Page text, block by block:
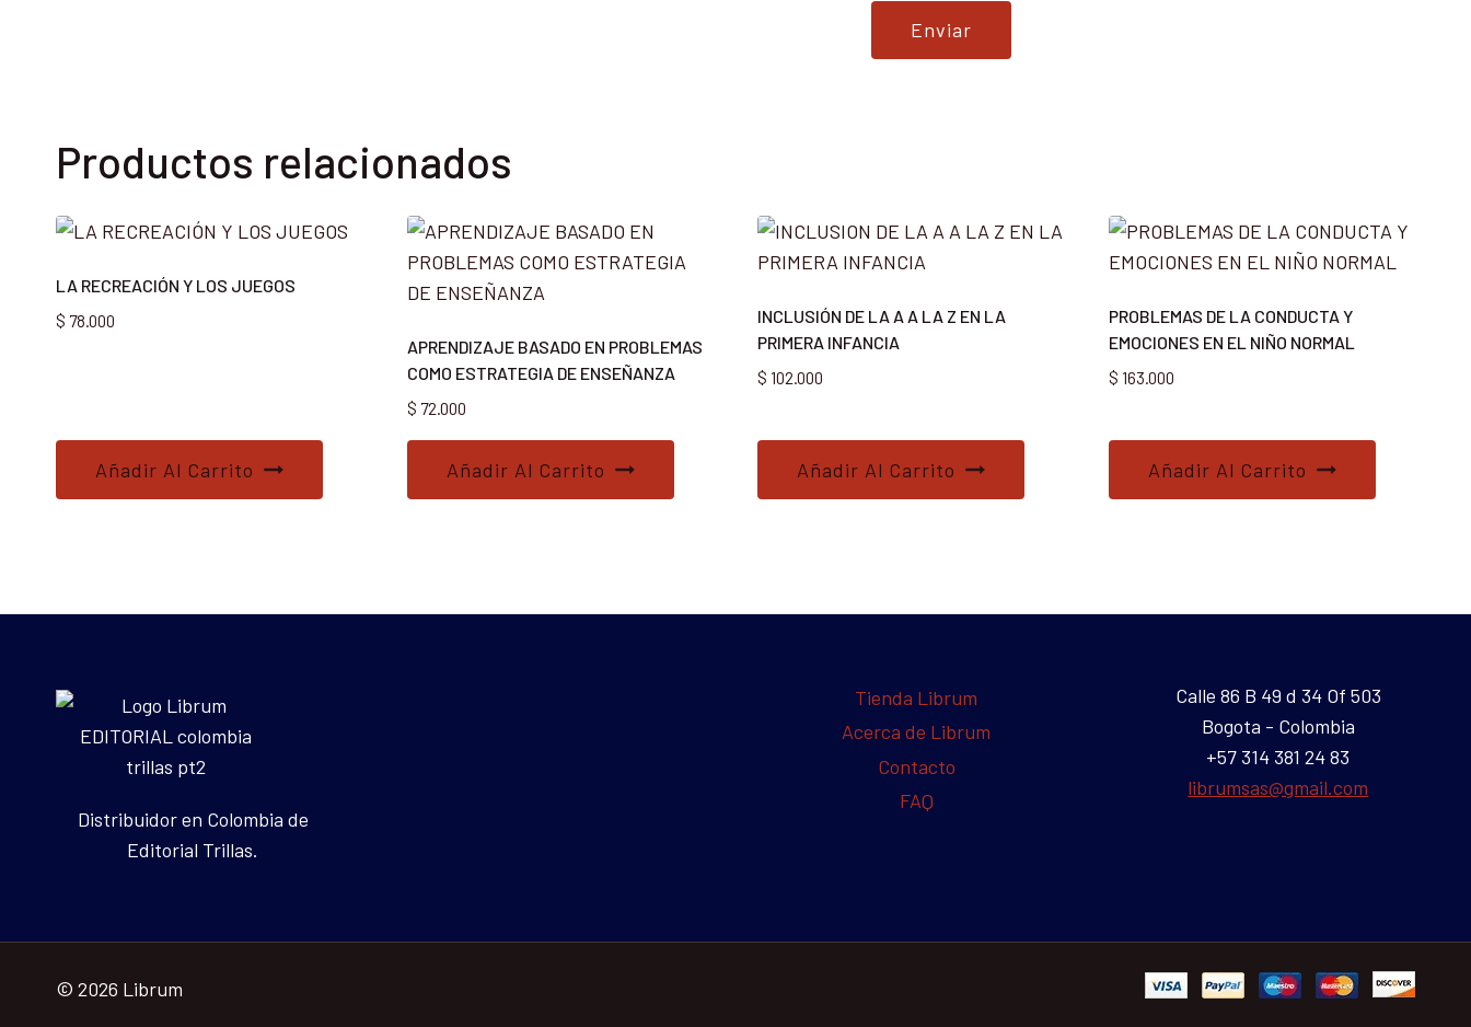
Productos relacionados
LA RECREACIÓN Y LOS JUEGOS
$ 78.000
Añadir Al Carrito
APRENDIZAJE BASADO EN PROBLEMAS
COMO ESTRATEGIA DE ENSEÑANZA
$ 72.000
Añadir Al Carrito
INCLUSIÓN DE LA A A LA Z EN LA
PRIMERA INFANCIA
$ 102.000
Añadir Al Carrito
PROBLEMAS DE LA CONDUCTA Y
EMOCIONES EN EL NIÑO NORMAL
$ 163.000
Añadir Al Carrito
Distribuidor en Colombia de
Editorial Trillas.
Tienda Librum
Acerca de Librum
Contacto
FAQ
Calle 86 B 49 d 34 Of 503
Bogota - Colombia
+57 314 381 24 83
librumsas@gmail.com
© 2026 Librum